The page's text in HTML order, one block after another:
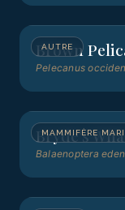
AUTRE
Brown
Pelecanus
MAMMIFÈRE
Bryde's
Balaenoptera